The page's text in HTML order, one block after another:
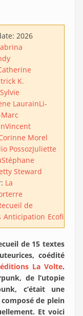
2026
K.
Sylvie
LaurainLi-
Marc
Vincent
Morel
PossozJuliette
Stéphane
Steward
La
de
Anticipation Ecofiction
de 15 textes
coédité
éditions La Volte.
de l’utopie
c’était une
de plein
Et voici